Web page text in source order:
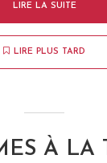
LIRE LA SUITE
LIRE PLUS TARD
À LA